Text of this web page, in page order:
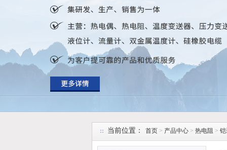
安徽久跃仪表有限公司
当前位置： 首页 > 产品中心 > 热电阻 >